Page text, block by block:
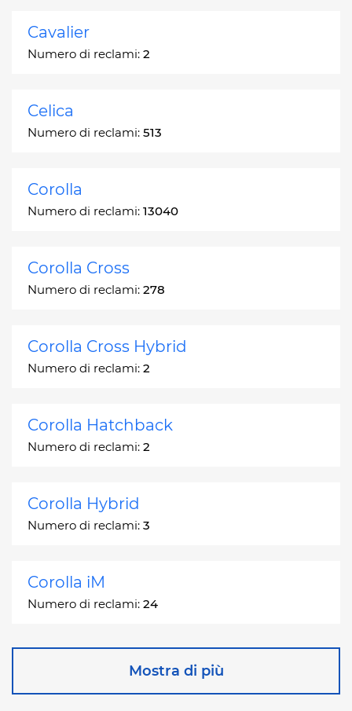
Cavalier
Numero di reclami: 2
Celica
Numero di reclami: 513
Corolla
Numero di reclami: 13040
Corolla Cross
Numero di reclami: 278
Corolla Cross Hybrid
Numero di reclami: 2
Corolla Hatchback
Numero di reclami: 2
Corolla Hybrid
Numero di reclami: 3
Corolla iM
Numero di reclami: 24
Mostra di più